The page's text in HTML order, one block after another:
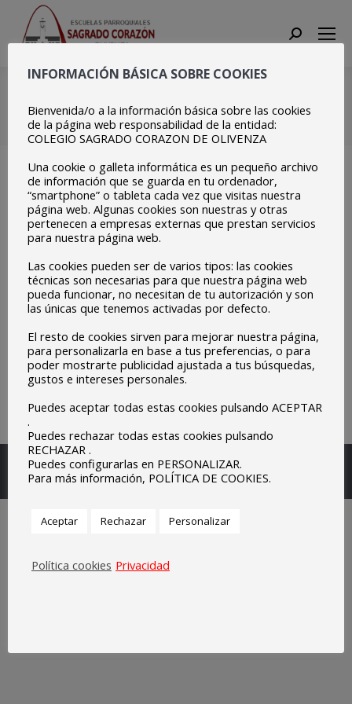
Search:
Estás aquí:
Inicio 20211203_123236
Escuelas Parroquiales Sagrado Corazón de Olivenza.
Legal
INFORMACIÓN BÁSICA SOBRE COOKIES
Bienvenida/o a la información básica sobre las cookies
de la página web responsabilidad de la entidad:
COLEGIO SAGRADO CORAZON DE OLIVENZA
Una cookie o galleta informática es un pequeño archivo
de información que se guarda en tu ordenador,
“smartphone” o tableta cada vez que visitas nuestra
página web. Algunas cookies son nuestras y otras
pertenecen a empresas externas que prestan servicios
para nuestra página web.
Las cookies pueden ser de varios tipos: las cookies
técnicas son necesarias para que nuestra página web
pueda funcionar, no necesitan de tu autorización y son
las únicas que tenemos activadas por defecto.
El resto de cookies sirven para mejorar nuestra página,
para personalizarla en base a tus preferencias, o para
poder mostrarte publicidad ajustada a tus búsquedas,
gustos e intereses personales.
Puedes aceptar todas estas cookies pulsando ACEPTAR
.
Puedes rechazar todas estas cookies pulsando
RECHAZAR .
Puedes configurarlas en PERSONALIZAR.
Para más información, POLÍTICA DE COOKIES.
Aceptar Rechazar Personalizar
Política cookies Privacidad